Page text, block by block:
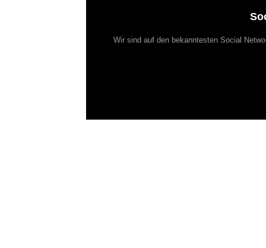
Wir sind auf den bekanntesten Social